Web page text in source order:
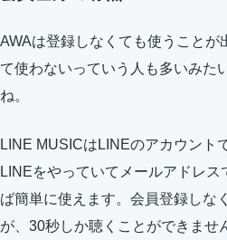
AWAは登録しなくても使うことが
て使わないっていう人も多いみた
ね。
LINE MUSICはLINEのアカウント
LINEをやっていてメールアドレ
ば簡単に使えます。会員登録しな
が、30秒しか聴くことができませ